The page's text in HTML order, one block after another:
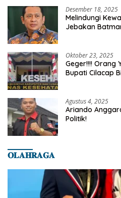
Desember 18, 2025
Melindungi
Jebakan
Oktober 23, 2025
Geger!!!! Orang
Bupati Cilacap
Agustus 4, 2025
Ariando
Politik!
𝐎𝐋𝐀𝐇𝐑𝐀𝐆𝐀